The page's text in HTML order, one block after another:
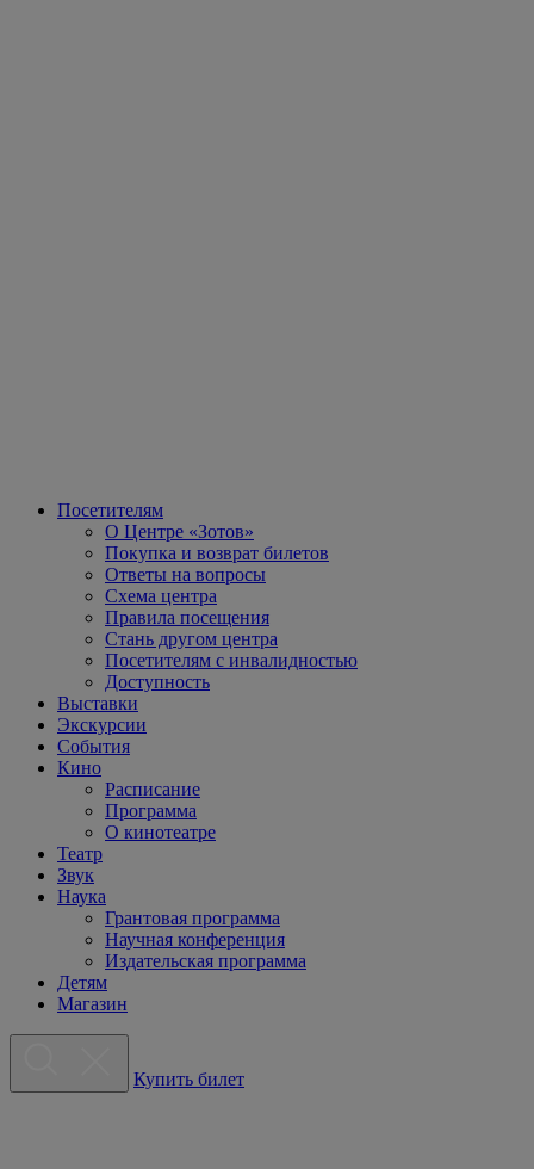
Посетителям
О Центре «Зотов»
Покупка и возврат билетов
Ответы на вопросы
Схема центра
Правила посещения
Стань другом центра
Посетителям с инвалидностью
Доступность
Выставки
Экскурсии
События
Кино
Расписание
Программа
О кинотеатре
Театр
Звук
Наука
Грантовая программа
Научная конференция
Издательская программа
Детям
Магазин
Купить билет